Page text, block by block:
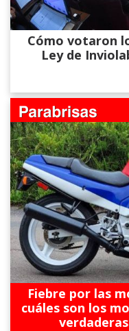
Cómo votaron
Ley de
Fiebre por las
cuáles son los